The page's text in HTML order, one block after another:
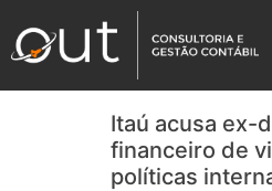
Itaú acusa ex-
financeiro de
políticas